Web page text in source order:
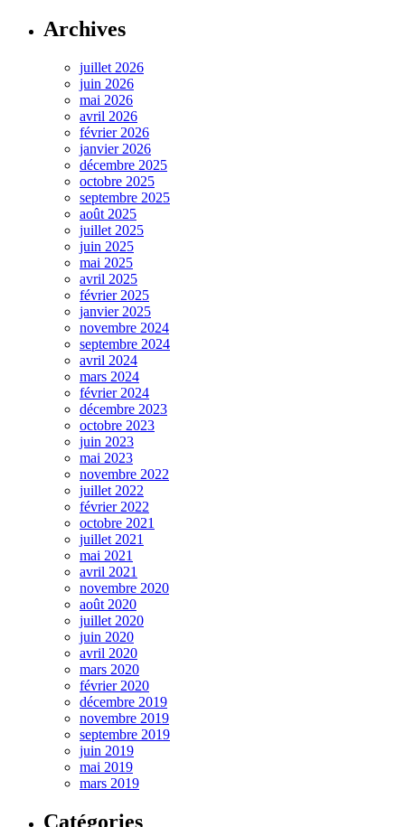
Archives
juillet 2026
juin 2026
mai 2026
avril 2026
février 2026
janvier 2026
décembre 2025
octobre 2025
septembre 2025
août 2025
juillet 2025
juin 2025
mai 2025
avril 2025
février 2025
janvier 2025
novembre 2024
septembre 2024
avril 2024
mars 2024
février 2024
décembre 2023
octobre 2023
juin 2023
mai 2023
novembre 2022
juillet 2022
février 2022
octobre 2021
juillet 2021
mai 2021
avril 2021
novembre 2020
août 2020
juillet 2020
juin 2020
avril 2020
mars 2020
février 2020
décembre 2019
novembre 2019
septembre 2019
juin 2019
mai 2019
mars 2019
Catégories